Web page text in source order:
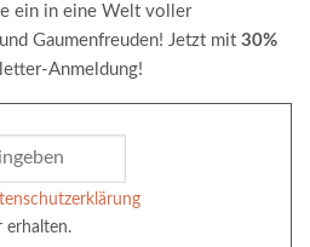
ein in eine Welt voller
Gaumenfreuden! Jetzt mit 30%
Anmeldung!
erhalten.